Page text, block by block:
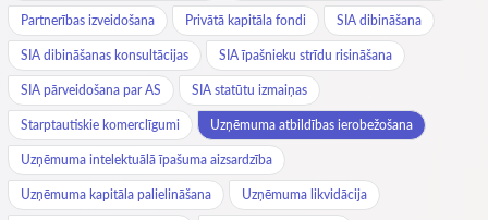
Partnerības izveidošana Privātā kapitāla fondi SIA dibināšana
SIA dibināšanas konsultācijas SIA īpašnieku strīdu risināšana
SIA pārveidošana par AS SIA statūtu izmaiņas
Starptautiskie komerclīgumi Uzņēmuma atbildības ierobežošana
Uzņēmuma intelektuālā īpašuma aizsardzība
Uzņēmuma kapitāla palielināšana Uzņēmuma likvidācija